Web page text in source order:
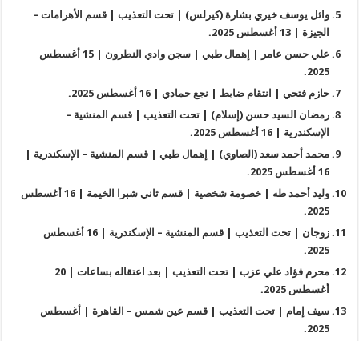
وائل يوسف خيري بشارة (كيرلس) | تحت التعذيب | قسم الأهرامات –
الجيزة | 13 أغسطس 2025.
علي حسن عامر | إهمال طبي | سجن وادي النطرون | 15 أغسطس
2025.
حازم فتحي | انتقام ضابط | نجع حمادي | 16 أغسطس 2025.
رمضان السيد حسن (إسلام) | تحت التعذيب | قسم المنشية –
الإسكندرية | 16 أغسطس 2025.
محمد أحمد سعد (الصاوي) | إهمال طبي | قسم المنشية – الإسكندرية |
16 أغسطس 2025.
وليد أحمد طه | خصومة شخصية | قسم ثاني شبرا الخيمة | 16 أغسطس
2025.
زوجان | تحت التعذيب | قسم المنشية – الإسكندرية | 16 أغسطس
2025.
محرم فؤاد علي عزب | تحت التعذيب | بعد اعتقاله بساعات | 20
أغسطس 2025.
سيف إمام | تحت التعذيب | قسم عين شمس – القاهرة | أغسطس
2025.